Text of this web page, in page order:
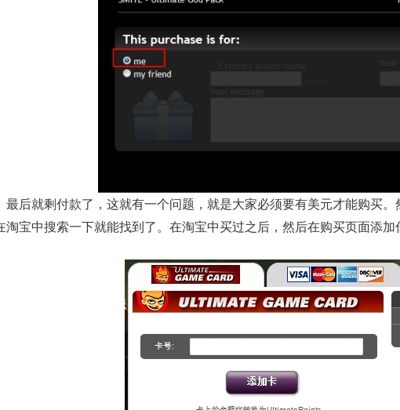
就剩付款了，这就有一个问题，就是大家必须要有美元才能购买。
淘宝中搜索一下就能找到了。在淘宝中买过之后，然后在购买页面添